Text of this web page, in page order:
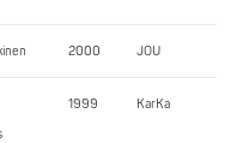
2000 JOU
1999 KarKa